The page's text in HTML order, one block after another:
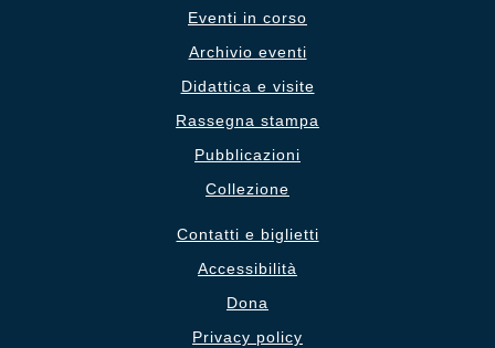
Eventi in corso
Archivio eventi
Didattica e visite
Rassegna stampa
Pubblicazioni
Collezione
Contatti e biglietti
Accessibilità
Dona
Privacy policy